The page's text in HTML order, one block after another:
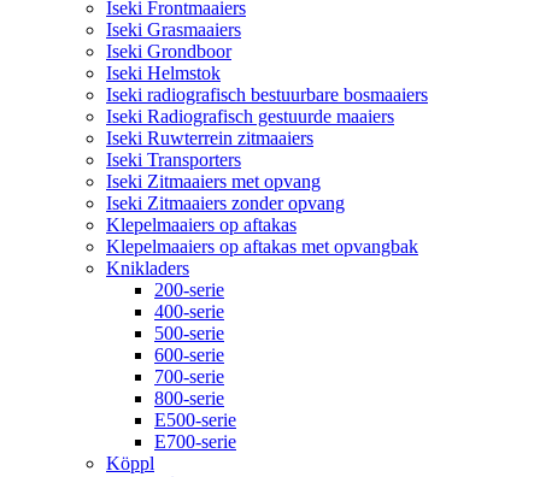
Iseki Frontmaaiers
Iseki Grasmaaiers
Iseki Grondboor
Iseki Helmstok
Iseki radiografisch bestuurbare bosmaaiers
Iseki Radiografisch gestuurde maaiers
Iseki Ruwterrein zitmaaiers
Iseki Transporters
Iseki Zitmaaiers met opvang
Iseki Zitmaaiers zonder opvang
Klepelmaaiers op aftakas
Klepelmaaiers op aftakas met opvangbak
Knikladers
200-serie
400-serie
500-serie
600-serie
700-serie
800-serie
E500-serie
E700-serie
Köppl